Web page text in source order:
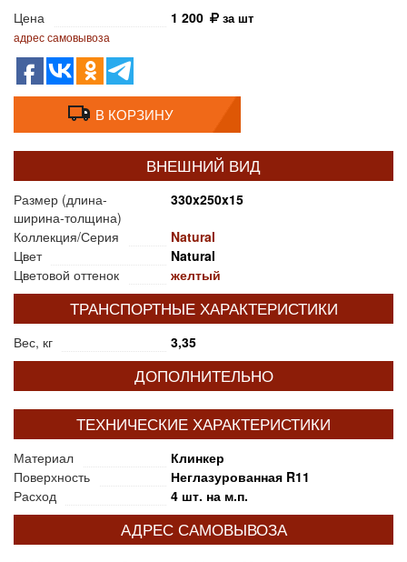
Цена
1 200 за шт
адрес самовывоза
В КОРЗИНУ
ВНЕШНИЙ ВИД
Размер (длина-
ширина-толщина)
330x250x15
Коллекция/Серия
Natural
Цвет
Natural
Цветовой оттенок
желтый
ТРАНСПОРТНЫЕ ХАРАКТЕРИСТИКИ
Вес, кг 3,35
ДОПОЛНИТЕЛЬНО
ТЕХНИЧЕСКИЕ ХАРАКТЕРИСТИКИ
Материал
Клинкер
Поверхность
Неглазурованная R11
Расход
4 шт. на м.п.
АДРЕС САМОВЫВОЗА